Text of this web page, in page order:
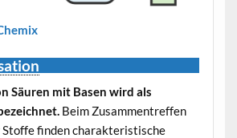
Säuren mit Basen wird als
Beim Zusammentreffen
Stoffe finden charakteristische